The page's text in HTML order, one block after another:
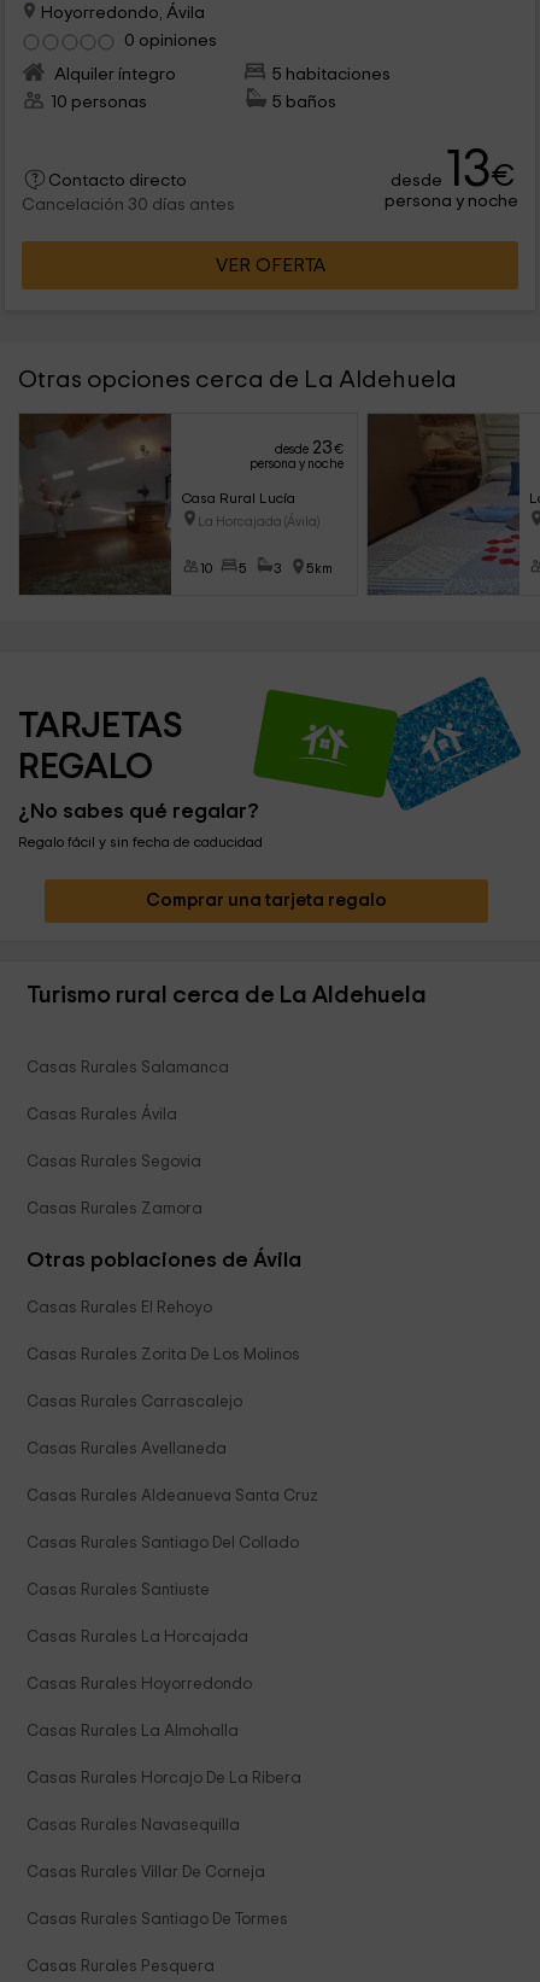
Hoyorredondo, Ávila
0 opiniones
Alquiler íntegro
5 habitaciones
10 personas
5 baños
Contacto directo
Cancelación 30 días antes
desde 13€
persona y noche
VER OFERTA
Otras opciones cerca de La Aldehuela
desde 23€
persona y noche
Casa Rural Lucía
La Horcajada (Ávila)
10 5 3 5km
TARJETAS
REGALO
¿No sabes qué regalar?
Regalo fácil y sin fecha de caducidad
Comprar una tarjeta regalo
Turismo rural cerca de La Aldehuela
Casas Rurales Salamanca
Casas Rurales Ávila
Casas Rurales Segovia
Casas Rurales Zamora
Otras poblaciones de Ávila
Casas Rurales El Rehoyo
Casas Rurales Zorita De Los Molinos
Casas Rurales Carrascalejo
Casas Rurales Avellaneda
Casas Rurales Aldeanueva Santa Cruz
Casas Rurales Santiago Del Collado
Casas Rurales Santiuste
Casas Rurales La Horcajada
Casas Rurales Hoyorredondo
Casas Rurales La Almohalla
Casas Rurales Horcajo De La Ribera
Casas Rurales Navasequilla
Casas Rurales Villar De Corneja
Casas Rurales Santiago De Tormes
Casas Rurales Pesquera